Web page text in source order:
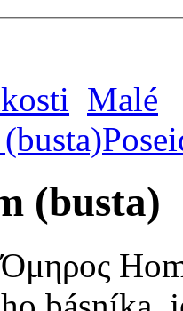
Malé
(busta)